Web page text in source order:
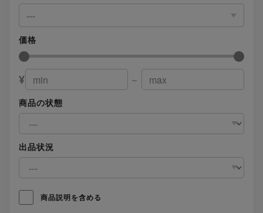
---
価格
¥
～
商品の状態
出品状況
商品説明を含める